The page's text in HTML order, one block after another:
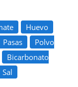
Huevo
Pasas
Polvo
Bicarbonato
Sal